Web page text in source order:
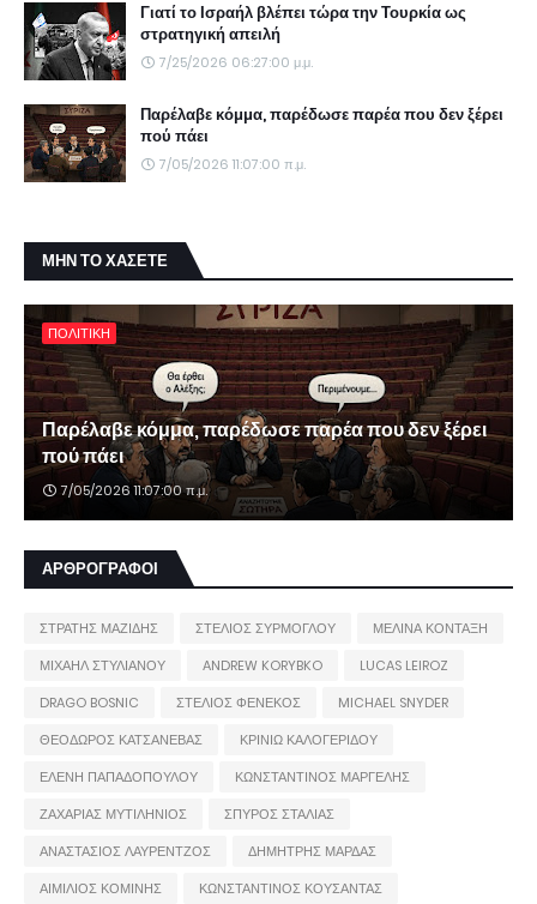
Γιατί το Ισραήλ βλέπει τώρα την Τουρκία ως
στρατηγική απειλή
7/25/2026 06:27:00 μ.μ.
Παρέλαβε κόμμα, παρέδωσε παρέα που δεν ξέρει
πού πάει
7/05/2026 11:07:00 π.μ.
ΜΗΝ ΤΟ ΧΑΣΕΤΕ
ΠΟΛΙΤΙΚΗ
Παρέλαβε κόμμα, παρέδωσε παρέα που δεν ξέρει
πού πάει
7/05/2026 11:07:00 π.μ.
ΑΡΘΡΟΓΡΑΦΟΙ
ΣΤΡΑΤΗΣ ΜΑΖΙΔΗΣ ΣΤΕΛΙΟΣ ΣΥΡΜΟΓΛΟΥ
ΜΕΛΙΝΑ ΚΟΝΤΑΞΗ
ΜΙΧΑΗΛ ΣΤΥΛΙΑΝΟΥ
ANDREW KORYBKO
LUCAS LEIROZ
DRAGO BOSNIC
ΣΤΕΛΙΟΣ ΦΕΝΕΚΟΣ
MICHAEL SNYDER
ΘΕΟΔΩΡΟΣ ΚΑΤΣΑΝΕΒΑΣ
ΚΡΙΝΙΩ ΚΑΛΟΓΕΡΙΔΟΥ
ΕΛΕΝΗ ΠΑΠΑΔΟΠΟΥΛΟΥ
ΚΩΝΣΤΑΝΤΙΝΟΣ ΜΑΡΓΕΛΗΣ
ΖΑΧΑΡΙΑΣ ΜΥΤΙΛΗΝΙΟΣ
ΣΠΥΡΟΣ ΣΤΑΛΙΑΣ
ΑΝΑΣΤΑΣΙΟΣ ΛΑΥΡΕΝΤΖΟΣ
ΔΗΜΗΤΡΗΣ ΜΑΡΔΑΣ
ΑΙΜΙΛΙΟΣ ΚΟΜΙΝΗΣ
ΚΩΝΣΤΑΝΤΙΝΟΣ ΚΟΥΣΑΝΤΑΣ